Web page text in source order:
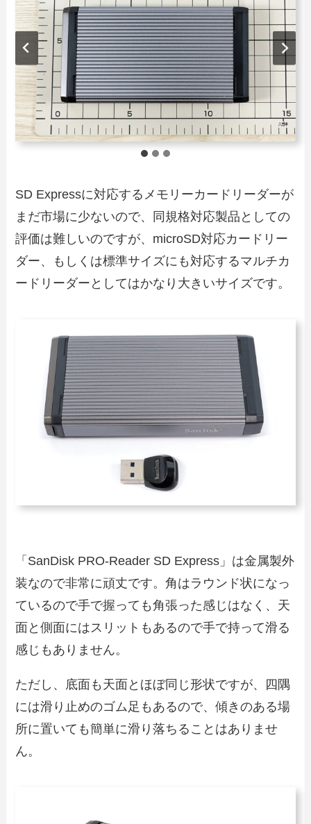
SD Expressに対応するメモリーカードリーダーが
まだ市場に少ないので、同規格対応製品としての
評価は難しいのですが、microSD対応カードリー
ダー、もしくは標準サイズにも対応するマルチカ
ードリーダーとしてはかなり大きいサイズです。
「SanDisk PRO-Reader SD Express」は金属製外
装なので非常に頑丈です。角はラウンド状になっ
ているので手で握っても角張った感じはなく、天
面と側面にはスリットもあるので手で持って滑る
感じもありません。
ただし、底面も天面とほぼ同じ形状ですが、四隅
には滑り止めのゴム足もあるので、傾きのある場
所に置いても簡単に滑り落ちることはありませ
ん。